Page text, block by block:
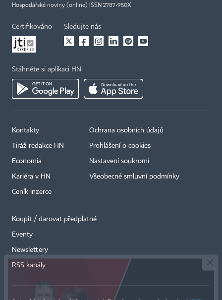
Hospodářské noviny (online) ISSN 2787-950X
Certifikováno Sledujte nás
Stáhněte si aplikaci HN
Kontakty
Tiráž redakce HN
Economia
Kariéra v HN
Ceník inzerce
Ochrana osobních údajů
Prohlášení o cookies
Nastavení soukromí
Všeobecné smluvní podmínky
Koupit / darovat předplatné
Eventy
Newslettery
RSS kanály